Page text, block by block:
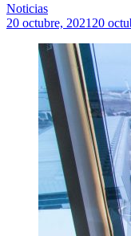
Noticias
20 octubre, 2021 20